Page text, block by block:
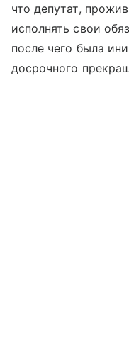
что депутат,
исполнять свои
после чего была
досрочного